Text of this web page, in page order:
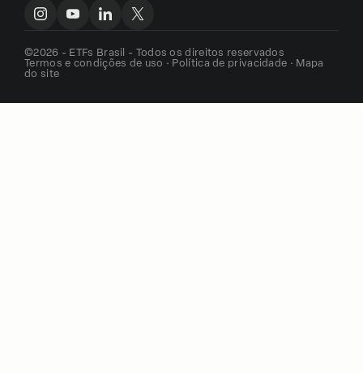
©2026 - ETFs Brasil - Todos os direitos reservados
Termos e condições de uso · Política de privacidade · Mapa
do site